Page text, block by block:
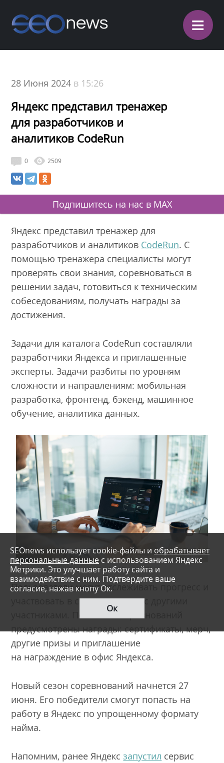
≡
28 Июня 2024 в 15:26
Яндекс представил тренажер
для разработчиков и
аналитиков CodeRun
0 2509
Подпишитесь на нас в MAX
Яндекс представил тренажер для
разработчиков и аналитиков CodeRun. С
помощью тренажера специалисты могут
проверять свои знания, соревноваться в
решении задач, готовиться к техническим
собеседованиям, получать награды за
достижения.
Задачи для каталога CodeRun составляли
разработчики Яндекса и приглашенные
эксперты. Задачи разбиты по уровням
сложности и направлениям: мобильная
разработка, фронтенд, бэкенд, машинное
обучение, аналитика данных.
Пользователи могут отслеживать прогресс и
участвовать в соревнованиях с другими
участниками. По итогам соревнований
предусмотрены награды: сертификаты, мерч,
другие призы и приглашение
на награждение в офис Яндекса.
Новый сезон соревнований начнется 27
июня. Его победители смогут попасть на
работу в Яндекс по упрощенному формату
найма.
Напомним, ранее Яндексзапустил сервис
SEOnews использует cookie-файлы и обрабатывает
персональные данные с использованием Яндекс
Метрики. Это улучшает работу сайта и
взаимодействие с ним. Подтвердите ваше
согласие, нажав кнопу Ок.
Ок